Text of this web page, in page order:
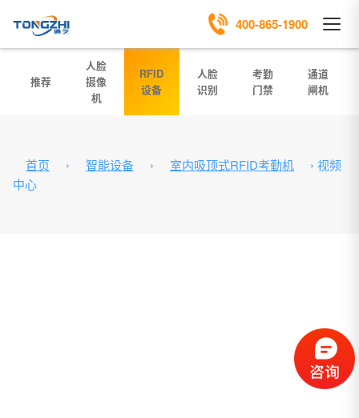
400-865-1900
推荐
人脸
摄像
机
RFID
设备
人脸
识别
考勤
门禁
通道
闸机
首页 › 智能设备 › 室内吸顶式RFID考勤机 › 视频
中心